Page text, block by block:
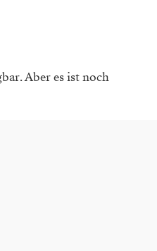
Aber es ist noch